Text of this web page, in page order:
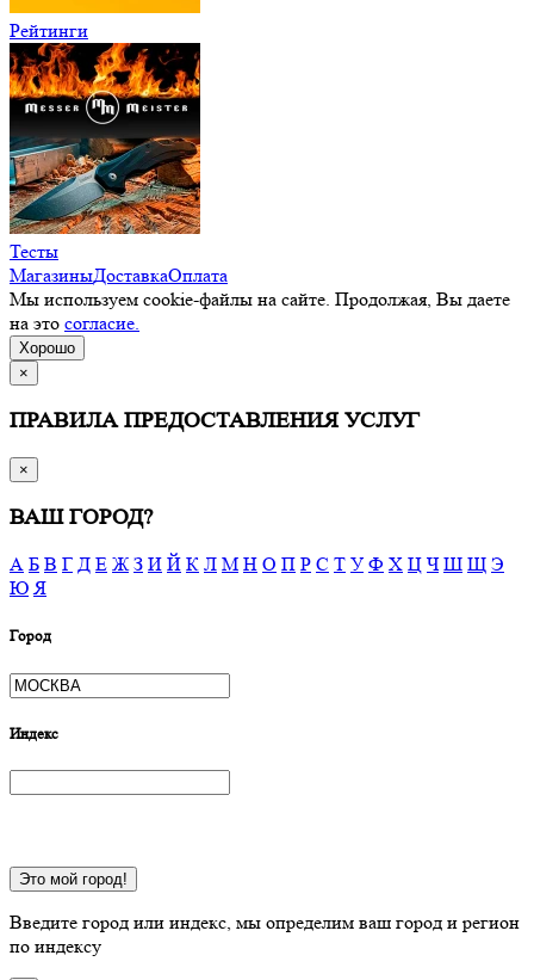
Рейтинги
Тесты
МагазиныДоставкаОплата
Мы используем cookie-файлы на сайте. Продолжая, Вы даете
на это согласие.
Хорошо
×
ПРАВИЛА ПРЕДОСТАВЛЕНИЯ УСЛУГ
×
ВАШ ГОРОД?
А Б В Г Д Е Ж З И Й К Л М Н О П Р С Т У Ф Х Ц Ч Ш Щ Э
Ю Я
Город
Индекс
Это мой город!
Введите город или индекс, мы определим ваш город и регион
по индексу